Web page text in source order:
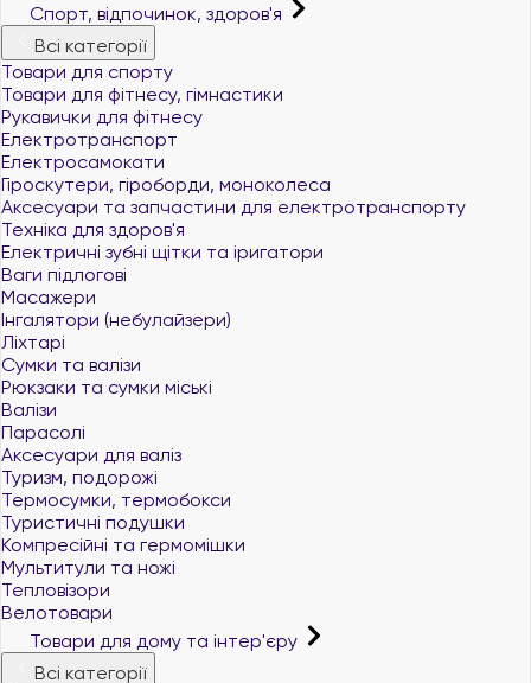
Спорт, відпочинок, здоров'я
Всі категорії
Товари для спорту
Товари для фітнесу, гімнастики
Рукавички для фітнесу
Електротранспорт
Електросамокати
Гіроскутери, гіроборди, моноколеса
Аксесуари та запчастини для електротранспорту
Техніка для здоров'я
Електричні зубні щітки та іригатори
Ваги підлогові
Масажери
Інгалятори (небулайзери)
Ліхтарі
Сумки та валізи
Рюкзаки та сумки міські
Валізи
Парасолі
Аксесуари для валіз
Туризм, подорожі
Термосумки, термобокси
Туристичні подушки
Компресійні та гермомішки
Мультитули та ножі
Тепловізори
Велотовари
Товари для дому та інтер'єру
Всі категорії